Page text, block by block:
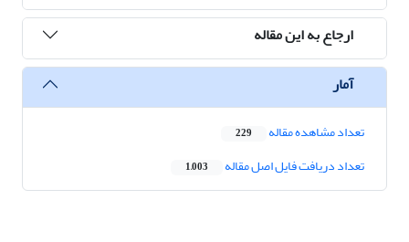
ارجاع به این مقاله
آمار
تعداد مشاهده مقاله 229
تعداد دریافت فایل اصل مقاله 1,003